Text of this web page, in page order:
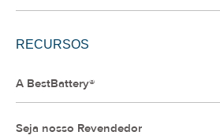
RECURSOS
A BestBattery®
Seja nosso Revendedor